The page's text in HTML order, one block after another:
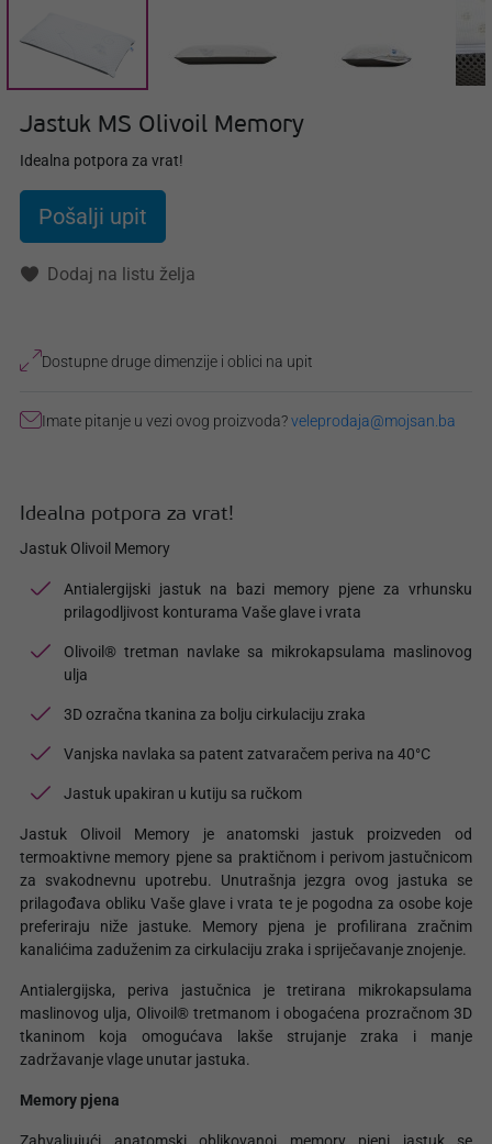
Jastuk MS Olivoil Memory
Idealna potpora za vrat!
Pošalji upit
Dodaj na listu želja
Dostupne druge dimenzije i oblici na upit
Imate pitanje u vezi ovog proizvoda?veleprodaja@mojsan.ba
Idealna potpora za vrat!
Jastuk Olivoil Memory
Antialergijski jastuk na bazi memory pjene za vrhunsku
prilagodljivost konturama Vaše glave i vrata
Olivoil® tretman navlake sa mikrokapsulama maslinovog
ulja
3D ozračna tkanina za bolju cirkulaciju zraka
Vanjska navlaka sa patent zatvaračem periva na 40°C
Jastuk upakiran u kutiju sa ručkom
Jastuk Olivoil Memory je anatomski jastuk proizveden od
termoaktivne memory pjene sa praktičnom i perivom jastučnicom
za svakodnevnu upotrebu. Unutrašnja jezgra ovog jastuka se
prilagođava obliku Vaše glave i vrata te je pogodna za osobe koje
preferiraju niže jastuke. Memory pjena je profilirana zračnim
kanalićima zaduženim za cirkulaciju zraka i spriječavanje znojenje.
Antialergijska, periva jastučnica je tretirana mikrokapsulama
maslinovog ulja, Olivoil® tretmanom i obogaćena prozračnom 3D
tkaninom koja omogućava lakše strujanje zraka i manje
zadržavanje vlage unutar jastuka.
Memory pjena